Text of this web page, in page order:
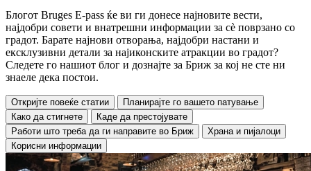
Блогот Bruges E-pass ќе ви ги донесе најновите вести,
најдобри совети и внатрешни информации за сè поврзано со
градот. Барате најнови отворања, најдобри настани и
ексклузивни детали за најиконските атракции во градот?
Следете го нашиот блог и дознајте за Бриж за кој не сте ни
знаеле дека постои.
Откријте повеќе статии
Планирајте го вашето патување
Како да стигнете
Каде да престојувате
Работи што треба да ги направите во Бриж
Храна и пијалоци
Корисни информации